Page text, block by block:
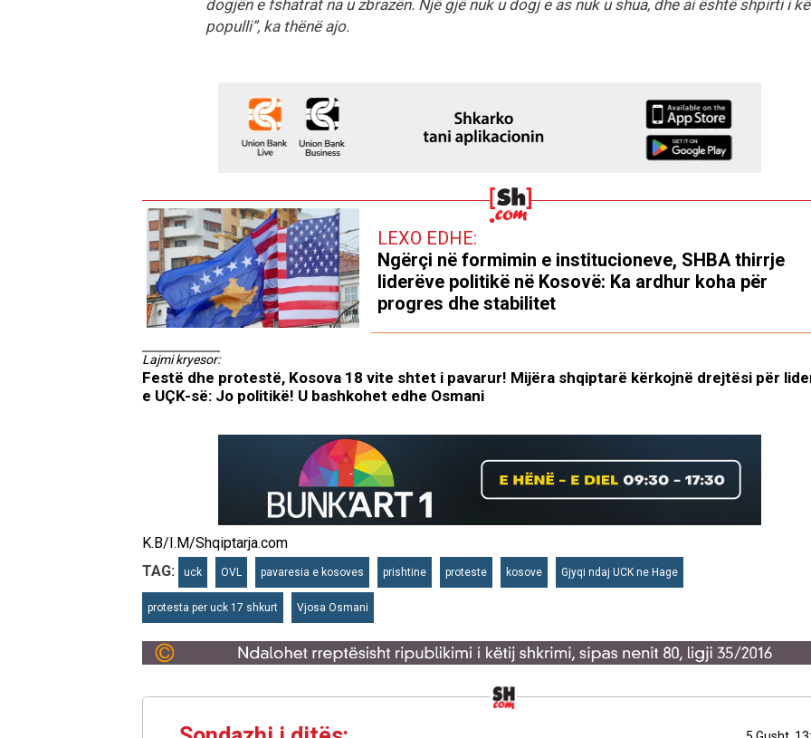
dogjën e fshatrat na u zbrazën. Një gjë nuk u dogj e as nuk u shua, dhe ai është shpirti i
populli”, ka thënë ajo.
LEXO EDHE:
Ngërçi në formimin e institucioneve, SHBA thirrje
liderëve politikë në Kosovë: Ka ardhur koha për
progres dhe stabilitet
Lajmi kryesor:
Festë dhe protestë, Kosova 18 vite shtet i pavarur! Mijëra shqiptarë kërkojnë drejtësi për
e UÇK-së: Jo politikë! U bashkohet edhe Osmani
K.B/I.M/Shqiptarja.com
TAG:
uck OVL pavaresia e kosoves prishtine proteste kosove Gjyqi ndaj UCK ne Hage
protesta per uck 17 shkurt Vjosa Osmani